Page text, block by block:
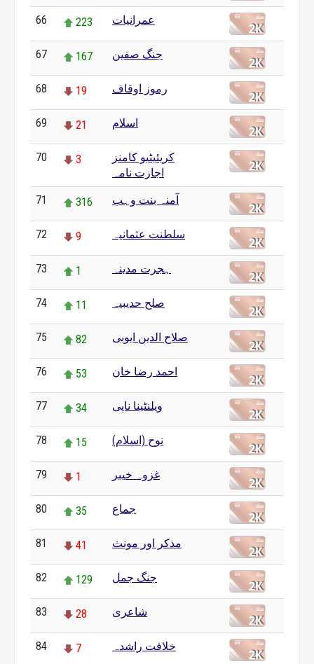
66 223 عمرانیات
67 167 جنگ صفین
68 19 رموز اوقاف
69 21 اسلام
70 3
کریئیٹیو کامنز
اجازت نامہ
71 316 آمنہ بنت وہب
72 9 سلطنت عثمانیہ
73 1 ہجرت مدینہ
74 11 صلح حدیبیہ
75 82 صلاح الدین ایوبی
76 53 احمد رضا خان
77 34 ویلنٹینا ناپی
78 15 نوح (اسلام)
79 1 غزوہ خیبر
80 35 جماع
81 41 مذکر اور مونث
82 129 جنگ جمل
83 28 شاعری
84 7 خلافت راشدہ